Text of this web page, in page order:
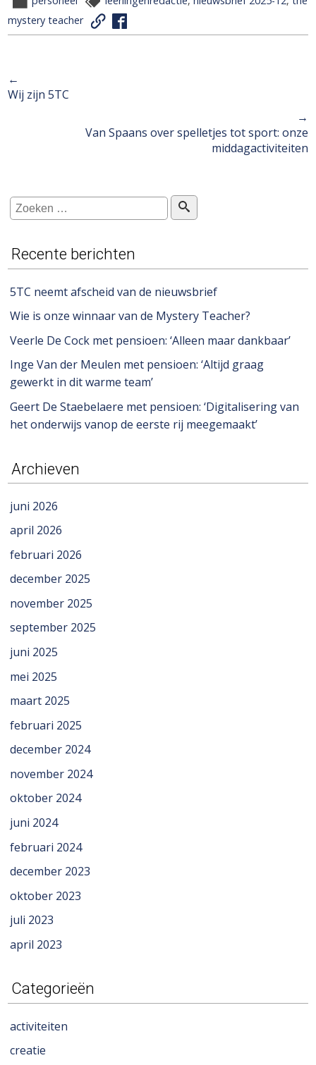
mystery teacher
Berichtnavigatie
←
Wij zijn 5TC
→
Van Spaans over spelletjes tot sport: onze
middagactiviteiten
Recente berichten
5TC neemt afscheid van de nieuwsbrief
Wie is onze winnaar van de Mystery Teacher?
Veerle De Cock met pensioen: ‘Alleen maar dankbaar’
Inge Van der Meulen met pensioen: ‘Altijd graag
gewerkt in dit warme team’
Geert De Staebelaere met pensioen: ‘Digitalisering van
het onderwijs vanop de eerste rij meegemaakt’
Archieven
juni 2026
april 2026
februari 2026
december 2025
november 2025
september 2025
juni 2025
mei 2025
maart 2025
februari 2025
december 2024
november 2024
oktober 2024
juni 2024
februari 2024
december 2023
oktober 2023
juli 2023
april 2023
Categorieën
activiteiten
creatie